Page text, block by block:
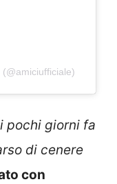
pochi giorni fa
di cenere
con